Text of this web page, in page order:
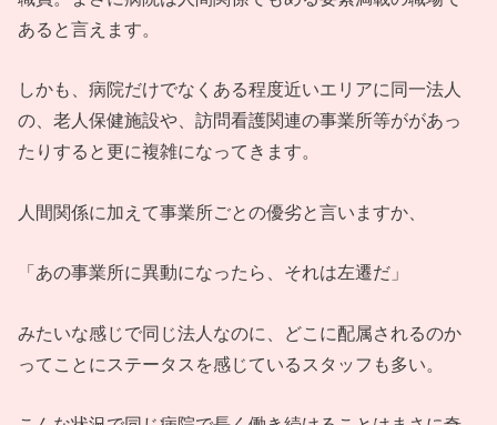
あると言えます。
しかも、病院だけでなくある程度近いエリアに同一法人
の、老人保健施設や、訪問看護関連の事業所等ががあっ
たりすると更に複雑になってきます。
人間関係に加えて事業所ごとの優劣と言いますか、
「あの事業所に異動になったら、それは左遷だ」
みたいな感じで同じ法人なのに、どこに配属されるのか
ってことにステータスを感じているスタッフも多い。